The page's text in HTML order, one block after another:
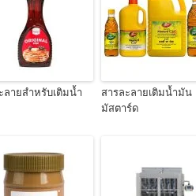
ลายสำหรับเติมน้ำ
สารละลายเติมน้ำมัน
มัสตาร์ด